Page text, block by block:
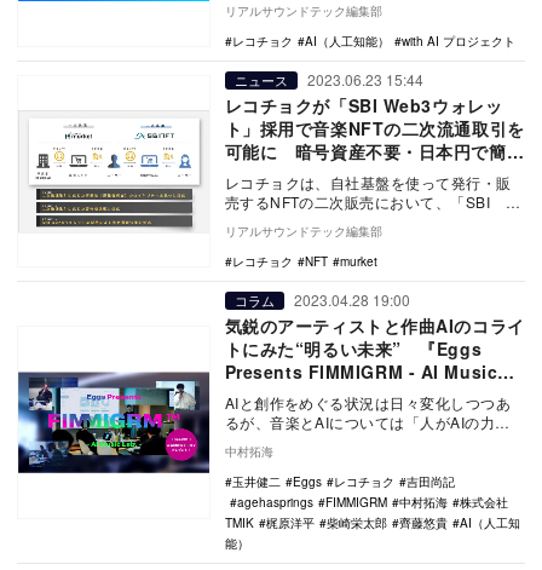
る「…
リアルサウンドテック編集部
レコチョク
AI（人工知能） with AI プロジェクト
ニュース 2023.06.23 15:44
レコチョクが「SBI Web3ウォレッ
ト」採用で音楽NFTの二次流通取引を
可能に 暗号資産不要・日本円で簡単
な取引
レコチョクは、自社基盤を使って発行・販
売するNFTの二次販売において、「SBI
Web3ウォレット」を採用した。これによ
り、レコ…
リアルサウンドテック編集部
レコチョク
NFT murket
コラム 2023.04.28 19:00
気鋭のアーティストと作曲AIのコライ
トにみた“明るい未来” 『Eggs
Presents FIMMIGRM - AI Music
Lab. -』レポート
AIと創作をめぐる状況は日々変化しつつあ
るが、音楽とAIについては「人がAIの力を
借りながら新たなクリエイティブを制作す
る」とい…
中村拓海
玉井健二
Eggs レコチョク
吉田尚記
agehasprings
FIMMIGRM 中村拓海
株式会社
TMIK
梶原洋平 柴崎栄太郎 齊藤悠貴
AI（人工知
能）